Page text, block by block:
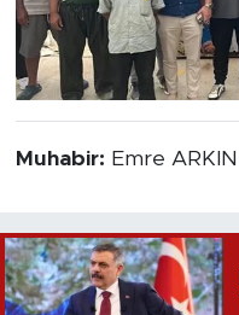
Muhabir: Emre ARKIN